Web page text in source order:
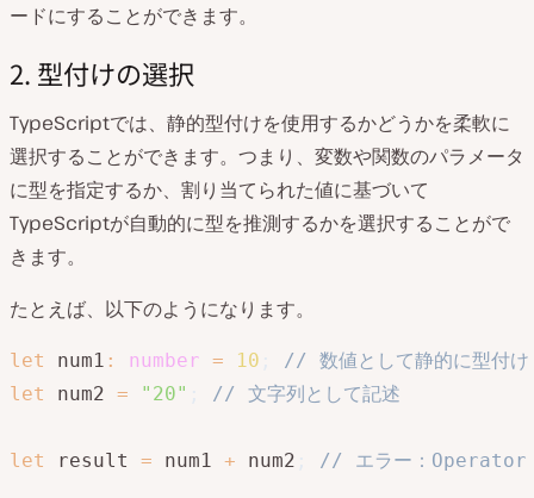
ードにすることができます。
2. 型付けの選択
TypeScriptでは、静的型付けを使用するかどうかを柔軟に
選択することができます。つまり、変数や関数のパラメータ
に型を指定するか、割り当てられた値に基づいて
TypeScriptが自動的に型を推測するかを選択することがで
きます。
たとえば、以下のようになります。
let num1 : number = 10
// 数値として静的に型付け
let
num2 = "20" // 文字列として記述
let result = num1 + num2 // エラー：